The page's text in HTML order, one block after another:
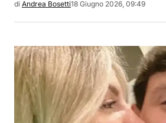
di Andrea Bosetti18 Giugno 2026, 09:49